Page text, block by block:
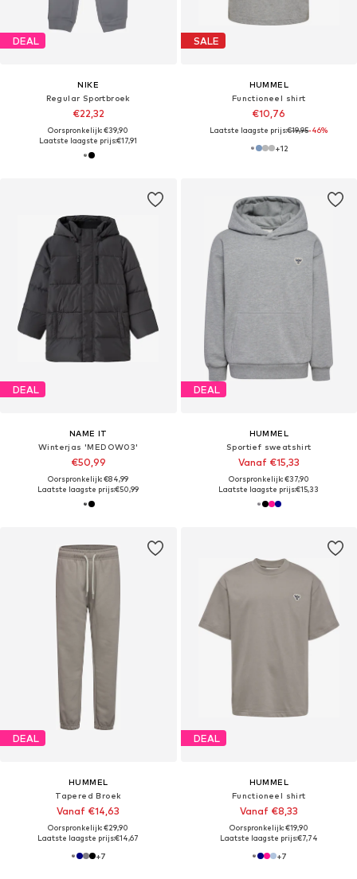
DEAL
NIKE
Regular Sportbroek
€22,32
Oorspronkelijk: €39,90
Laatste laagste prijs:€17,91
SALE
HUMMEL
Functioneel shirt
€10,76
Laatste laagste prijs:€19,95-46%
+12
DEAL
NAME IT
Winterjas 'MEDOW03'
€50,99
Oorspronkelijk: €84,99
Laatste laagste prijs:€50,99
DEAL
HUMMEL
Sportief sweatshirt
Vanaf €15,33
Oorspronkelijk: €37,90
Laatste laagste prijs:€15,33
DEAL
HUMMEL
Tapered Broek
Vanaf €14,63
Oorspronkelijk: €29,90
Laatste laagste prijs:€14,67
+7
DEAL
HUMMEL
Functioneel shirt
Vanaf €8,33
Oorspronkelijk: €19,90
Laatste laagste prijs:€7,74
+7